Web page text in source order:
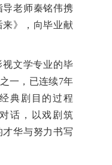
老师秦铭伟携
》，向毕业献
文学专业的毕
一，已连续7年
典剧目的过程
话，以戏剧筑
华与努力书写